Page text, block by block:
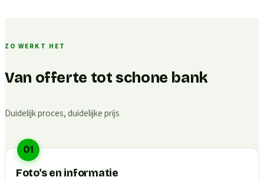
ZO WERKT HET
Van offerte tot schone bank
Duidelijk proces, duidelijke prijs
01
Foto's en informatie